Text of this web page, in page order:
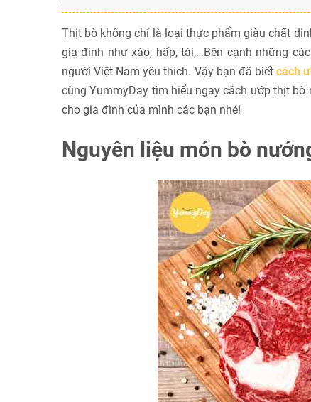
Thịt bò không chỉ là loại thực phẩm giàu chất
gia đình như xào, hấp, tái,…Bên cạnh những
người Việt Nam yêu thích. Vậy bạn đã biếtcách
cùng YummyDay tìm hiểu ngay cách ướp thịt
cho gia đình của mình các bạn nhé!
Nguyên liệu món bò